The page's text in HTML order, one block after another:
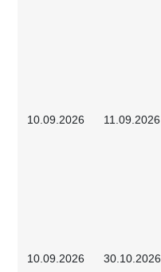
10.09.2026 11.09.2026
10.09.2026 30.10.2026